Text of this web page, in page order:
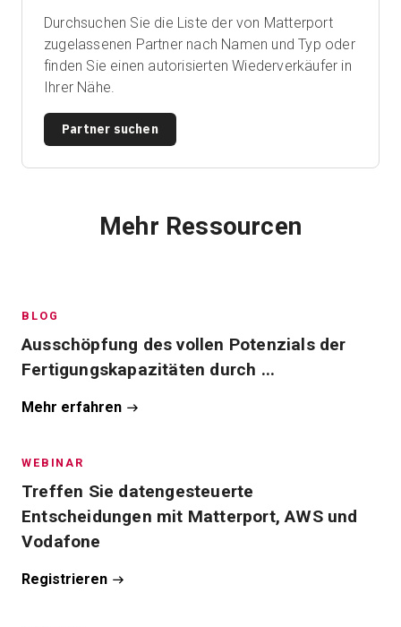
Durchsuchen Sie die Liste der von Matterport
zugelassenen Partner nach Namen und Typ oder
finden Sie einen autorisierten Wiederverkäufer in
Ihrer Nähe.
Partner suchen
Mehr Ressourcen
BLOG
Ausschöpfung des vollen Potenzials der
Fertigungskapazitäten durch ...
Mehr erfahren
WEBINAR
Treffen Sie datengesteuerte
Entscheidungen mit Matterport, AWS und
Vodafone
Registrieren